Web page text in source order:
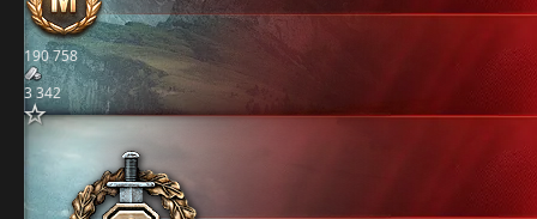
190 758
3 342